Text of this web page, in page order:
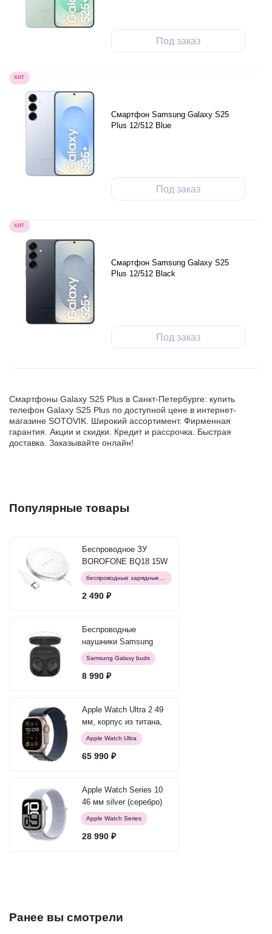
Под заказ
ХИТ
Смартфон Samsung Galaxy S25
Plus 12/512 Blue
Под заказ
ХИТ
Смартфон Samsung Galaxy S25
Plus 12/512 Black
Под заказ
Смартфоны Galaxy S25 Plus в Санкт-Петербурге: купить
телефон Galaxy S25 Plus по доступной цене в интернет-
магазине SOTOVIK. Широкий ассортимент. Фирменная
гарантия. Акции и скидки. Кредит и рассрочка. Быстрая
доставка. Заказывайте онлайн!
Популярные товары
Беспроводное ЗУ
BOROFONE BQ18 15W
3в1 белый
беспроводные зарядные устройства
2 490 ₽
Беспроводные
наушники Samsung
Galaxy Buds FE,
Графитовый
Samsung Galaxy buds
8 990 ₽
Apple Watch Ultra 2 49
мм, корпус из титана,
ремешок Alpine (S)
Синий
Apple Watch Ultra
65 990 ₽
Apple Watch Series 10
46 мм silver (серебро)
Apple Watch Series
28 990 ₽
Ранее вы смотрели